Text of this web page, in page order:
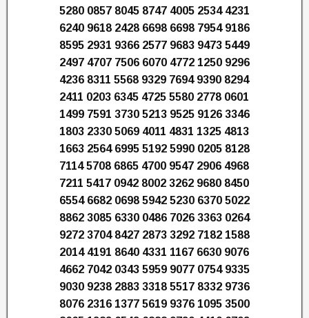
5280 0857 8045 8747 4005 2534 4231
6240 9618 2428 6698 6698 7954 9186
8595 2931 9366 2577 9683 9473 5449
2497 4707 7506 6070 4772 1250 9296
4236 8311 5568 9329 7694 9390 8294
2411 0203 6345 4725 5580 2778 0601
1499 7591 3730 5213 9525 9126 3346
1803 2330 5069 4011 4831 1325 4813
1663 2564 6995 5192 5990 0205 8128
7114 5708 6865 4700 9547 2906 4968
7211 5417 0942 8002 3262 9680 8450
6554 6682 0698 5942 5230 6370 5022
8862 3085 6330 0486 7026 3363 0264
9272 3704 8427 2873 3292 7182 1588
2014 4191 8640 4331 1167 6630 9076
4662 7042 0343 5959 9077 0754 9335
9030 9238 2883 3318 5517 8332 9736
8076 2316 1377 5619 9376 1095 3500